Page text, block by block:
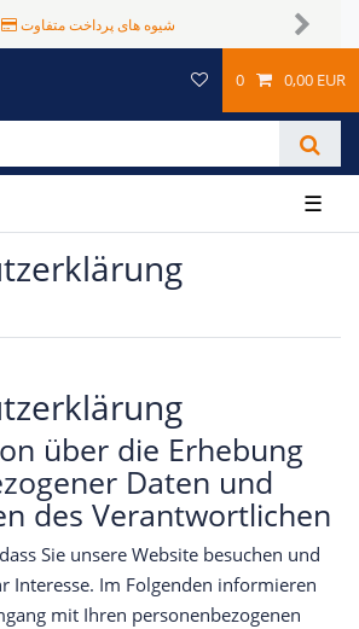
شیوه های پرداخت متفاوت Next
0 0,00 EUR
☰
über die Erhebung
Daten und
des Verantwortlichen
Sie unsere Website besuchen und
Interesse. Im Folgenden informieren
mit Ihren personenbezogenen